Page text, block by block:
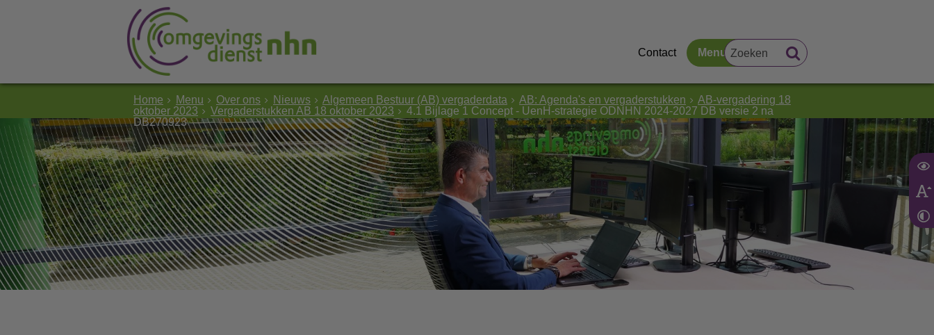
Contact Menu
Home Menu Over ons Nieuws Algemeen Bestuur (AB) vergaderdata AB: Agenda's en vergaderstukken
AB-vergadering 18
oktober 2023
Vergaderstukken AB 18 oktober 2023
4.1 Bijlage 1 Concept - UenH-strategie ODNHN 2024-2027 DB versie 2 na
DB270923